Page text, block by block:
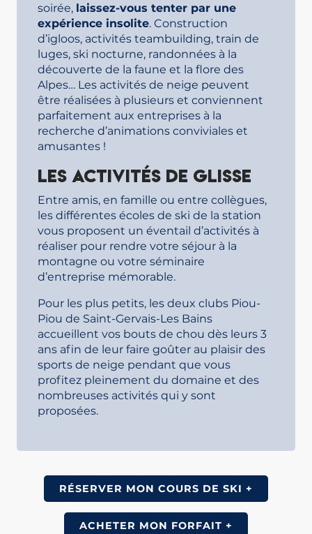
soirée, laissez-vous tenter par une
expérience insolite. Construction
d’igloos, activités teambuilding, train de
luges, ski nocturne, randonnées à la
découverte de la faune et la flore des
Alpes… Les activités de neige peuvent
être réalisées à plusieurs et conviennent
parfaitement aux entreprises à la
recherche d’animations conviviales et
amusantes !
Les activités de glisse
Entre amis, en famille ou entre collègues,
les différentes écoles de ski de la station
vous proposent un éventail d’activités à
réaliser pour rendre votre séjour à la
montagne ou votre séminaire
d’entreprise mémorable.
Pour les plus petits, les deux clubs Piou-
Piou de Saint-Gervais-Les Bains
accueillent vos bouts de chou dès leurs 3
ans afin de leur faire goûter au plaisir des
sports de neige pendant que vous
profitez pleinement du domaine et des
nombreuses activités qui y sont
proposées.
RÉSERVER MON COURS DE SKI +
ACHETER MON FORFAIT +